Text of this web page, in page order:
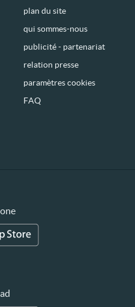
plan du site
qui sommes-nous
publicité - partenariat
relation presse
paramètres cookies
FAQ